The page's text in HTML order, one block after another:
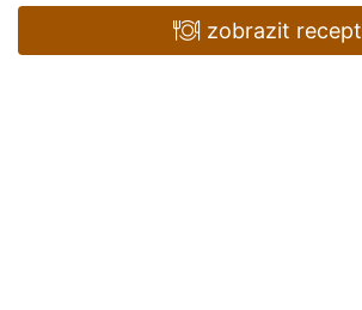
zobrazit recept